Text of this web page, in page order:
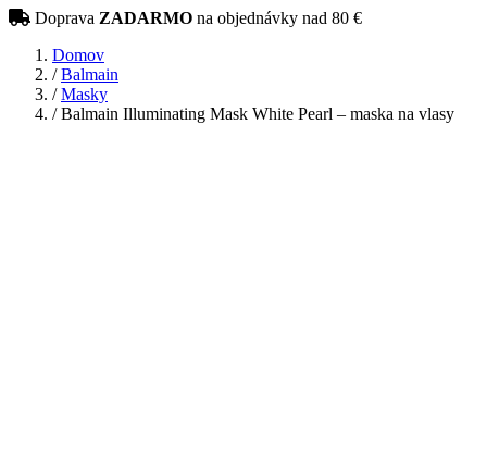
Doprava ZADARMO na objednávky nad 80 €
Domov
/ Balmain
/ Masky
/Balmain Illuminating Mask White Pearl – maska na vlasy